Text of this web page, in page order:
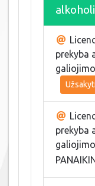
prekyba
Užsakyti
prekyba